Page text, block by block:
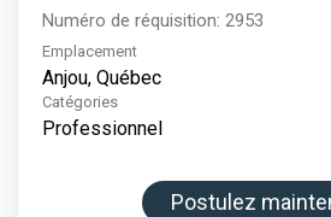
Numéro de réquisition: 2953
Emplacement
Catégories
Professionnel
Postulez